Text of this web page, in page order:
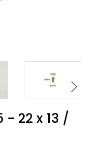
- 22 x 13 /